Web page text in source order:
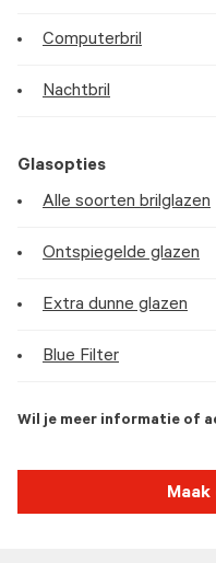
Computerbril
Nachtbril
Glasopties
Alle soorten brilglazen
Ontspiegelde glazen
Extra dunne glazen
Blue Filter
Wil je meer informatie of